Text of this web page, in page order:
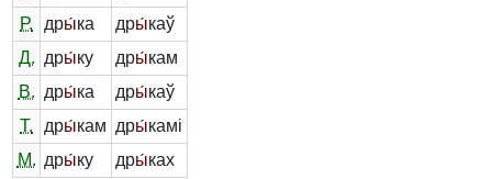
Р.
дры́ка дры́каў
Д. дры́ку дры́кам
В. дры́ка дры́каў
Т.
дры́кам дры́камі
М. дры́ку дры́ках